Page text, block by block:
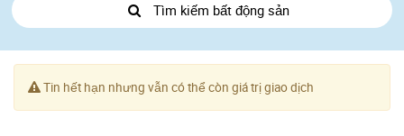
Tìm kiếm bất động sản
Tin hết hạn nhưng vẫn có thể còn giá trị giao dịch